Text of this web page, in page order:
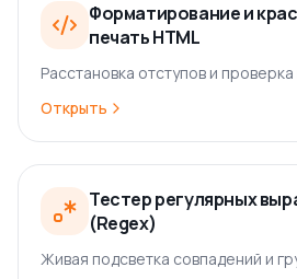
Форматирование и
печать HTML
Расстановка отступов и
Открыть
Тестер регулярных
(Regex)
Живая подсветка совпадений и